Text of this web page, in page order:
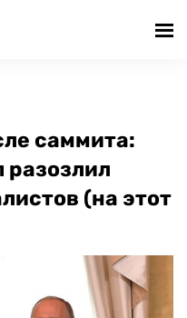
саммита:
(на этот